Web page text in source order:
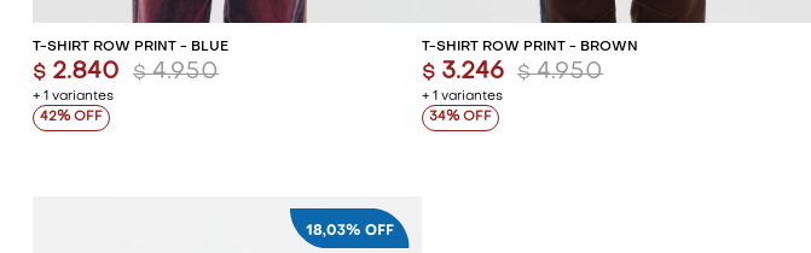
T-SHIRT ROW PRINT - BLUE
+ 1 variantes
$ 2.840 $ 4.950
42
T-SHIRT ROW PRINT - BROWN
+ 1 variantes
$ 3.246 $ 4.950
34